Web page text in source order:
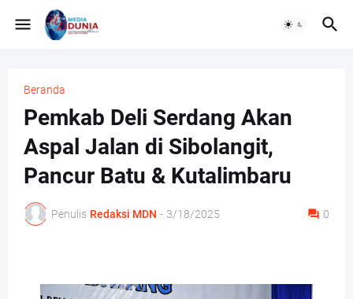
Beranda
Pemkab Deli Serdang Akan
Aspal Jalan di Sibolangit,
Pancur Batu & Kutalimbaru
Penulis Redaksi MDN - 3/18/2025 0